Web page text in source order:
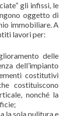
gli infissi, le
oggetto di
immobiliare. A
lavori per:
delle
dell’impianto
costitutivi
costituiscono
nonché la
la sola pulitura e